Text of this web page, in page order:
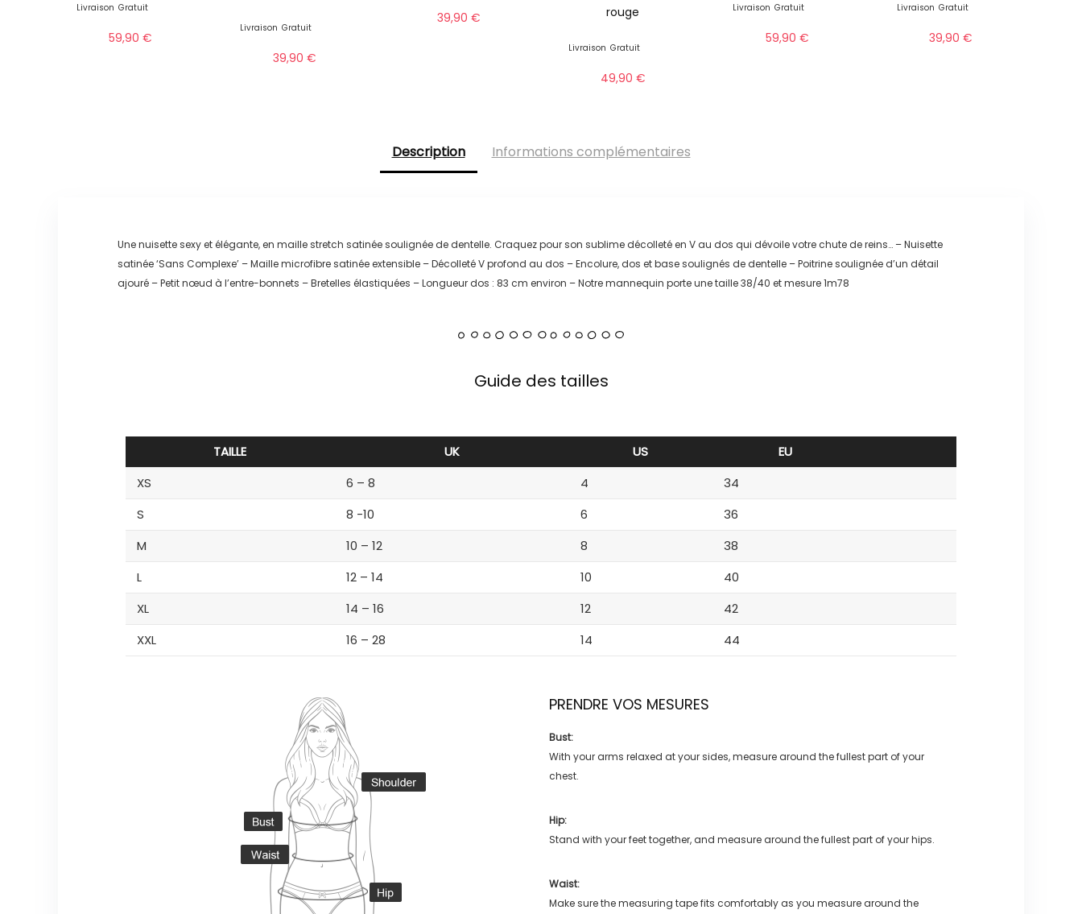
Livraison Gratuit
59,90 €
Livraison Gratuit
39,90 €
39,90 €
rouge
Livraison Gratuit
49,90 €
Livraison Gratuit
59,90 €
Livraison Gratuit
39,90€
Description Informations complémentaires
Une nuisette sexy et élégante, en maille stretch satinée soulignée de dentelle. Craquez pour son sublime décolleté en V au dos qui dévoile votre chute de reins… – Nuisette
satinée ‘Sans Complexe’ – Maille microfibre satinée extensible – Décolleté V profond au dos – Encolure, dos et base soulignés de dentelle – Poitrine soulignée d’un détail
ajouré – Petit nœud à l’entre-bonnets – Bretelles élastiquées – Longueur dos : 83 cm environ – Notre mannequin porte une taille 38/40 et mesure 1m78
Guide des tailles
TAILLE UK US
EU
XS
6 – 8 4
34
S
8 -10 6
36
M
10 – 12 8
38
L
12 – 14 10
40
XL
14 – 16 12
42
XXL
16 – 28 14 44
PRENDRE VOS MESURES
Bust:
With your arms relaxed at your sides, measure around the fullest part of your
chest.
Hip:
Stand with your feet together, and measure around the fullest part of your hips.
Waist:
Make sure the measuring tape fits comfortably as you measure around the